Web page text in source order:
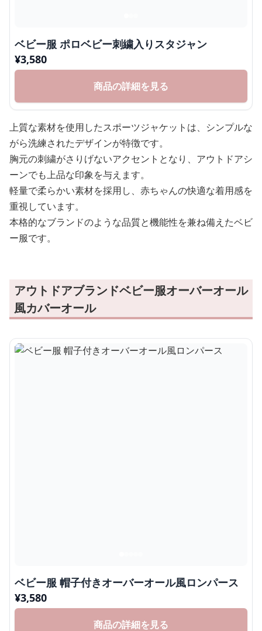
ベビー服 ポロベビー刺繍入りスタジャン
¥3,580
商品の詳細を見る
上質な素材を使用したスポーツジャケットは、シンプルな
がら洗練されたデザインが特徴です。
胸元の刺繍がさりげないアクセントとなり、アウトドアシ
ーンでも上品な印象を与えます。
軽量で柔らかい素材を採用し、赤ちゃんの快適な着用感を
重視しています。
本格的なブランドのような品質と機能性を兼ね備えたベビ
ー服です。
アウトドアブランドベビー服オーバーオール
風カバーオール
ベビー服 帽子付きオーバーオール風ロンパース
¥3,580
商品の詳細を見る